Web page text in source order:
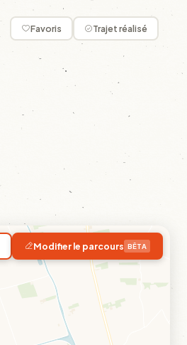
Favoris Trajet réalisé
Modifier le parcours BÊTA